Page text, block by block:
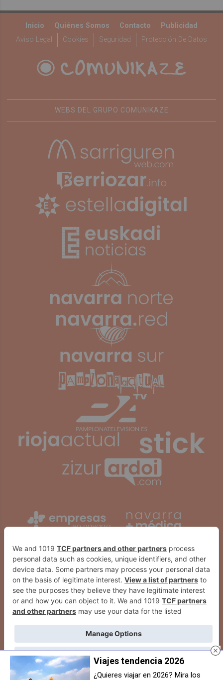
Inicio Quiénes Somos Contacto
Publicidad
Aviso Legal
Cookies Seguridad Protección De Datos
WEBS DEL GRUPO COMUNIKAZE
Viajes tendencia 2026
¿Quieres viajar en 2026? Mira los